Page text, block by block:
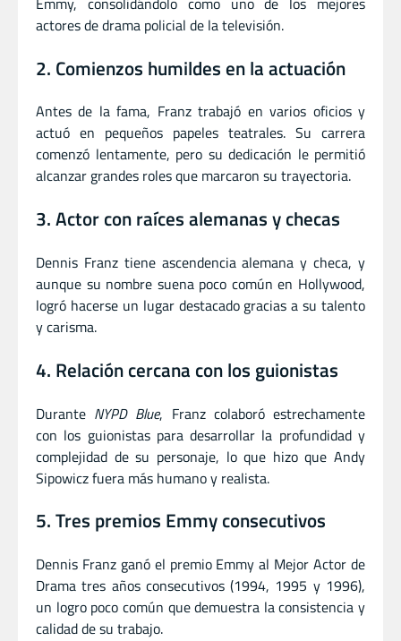
actores de drama policial de la televisión.
2. Comienzos humildes en la actuación
Antes de la fama, Franz trabajó en varios oficios y
actuó en pequeños papeles teatrales. Su carrera
comenzó lentamente, pero su dedicación le permitió
alcanzar grandes roles que marcaron su trayectoria.
3. Actor con raíces alemanas y checas
Dennis Franz tiene ascendencia alemana y checa, y
aunque su nombre suena poco común en Hollywood,
logró hacerse un lugar destacado gracias a su talento
y carisma.
4. Relación cercana con los guionistas
Durante NYPD Blue, Franz colaboró estrechamente
con los guionistas para desarrollar la profundidad y
complejidad de su personaje, lo que hizo que Andy
Sipowicz fuera más humano y realista.
5. Tres premios Emmy consecutivos
Dennis Franz ganó el premio Emmy al Mejor Actor de
Drama tres años consecutivos (1994, 1995 y 1996),
un logro poco común que demuestra la consistencia y
calidad de su trabajo.